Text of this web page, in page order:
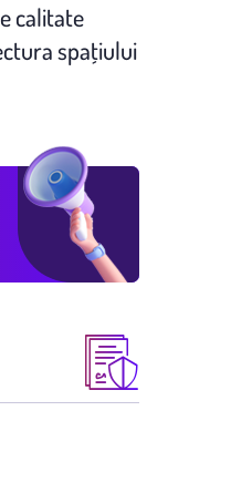
calitate
spaţiului